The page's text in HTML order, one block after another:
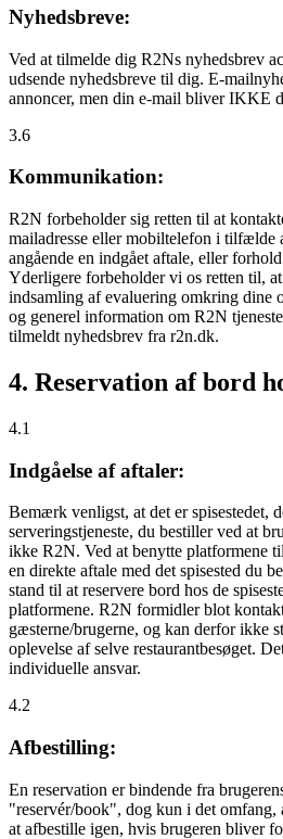
Nyhedsbreve:
Ved at tilmelde dig R2Ns nyhedsbrev
udsende nyhedsbreve til dig. E-
annoncer, men din e-mail bliver IKKE
3.6
Kommunikation:
R2N forbeholder sig retten til at
mailadresse eller mobiltelefon i
angående en indgået aftale, eller
Yderligere forbeholder vi os retten til,
indsamling af evaluering omkring dine
og generel information om R2N
tilmeldt nyhedsbrev fra r2n.dk.
4. Reservation af bord
4.1
Indgåelse af aftaler:
Bemærk venligst, at det er spisestedet,
serveringstjeneste, du bestiller ved at
ikke R2N. Ved at benytte platformene
en direkte aftale med det spisested du
stand til at reservere bord hos de
platformene. R2N formidler blot
gæsterne/brugerne, og kan derfor ikke
oplevelse af selve restaurantbesøget.
individuelle ansvar.
4.2
Afbestilling:
En reservation er bindende fra
"reservér/book", dog kun i det omfang,
at afbestille igen, hvis brugeren bliver